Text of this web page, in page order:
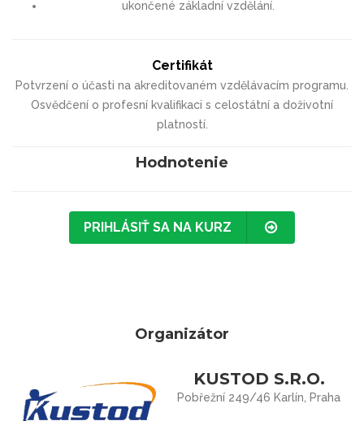
ukončené základní vzdělání.
Certifikát
Potvrzení o účasti na akreditovaném vzdělávacím programu.
Osvědčení o profesní kvalifikaci s celostátní a doživotní
platností.
Hodnotenie
PRIHLÁSIŤ SA NA KURZ
Organizátor
KUSTOD S.R.O.
Pobřežní 249/46 Karlín, Praha